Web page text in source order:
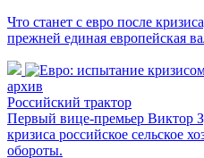
Что станет с евро после
прежней единая европейская
архив
Российский трактор
Первый вице-премьер Виктор
кризиса российское сельское
обороты.